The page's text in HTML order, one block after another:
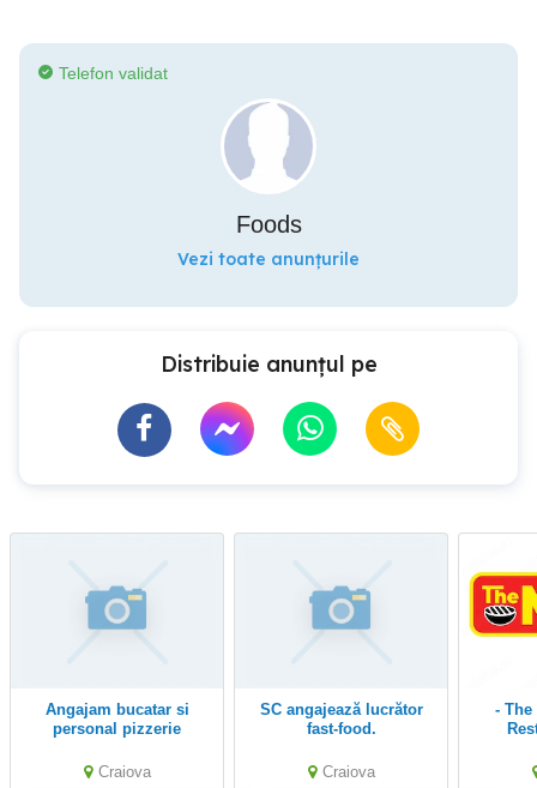
Telefon validat
Foods
Vezi toate anunțurile
Distribuie anunțul pe
Angajam bucatar si
personal pizzerie
Craiova
SC angajează lucrător
fast-food.
Craiova
- The Mici Station -